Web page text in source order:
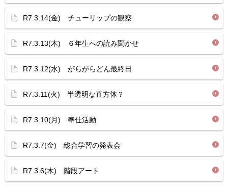
R7.3.14(金) チューリップの観察
R7.3.13(木) ６年生への読み聞かせ
R7.3.12(水) がらがらどん最終日
R7.3.11(火) 半透明な直方体？
R7.3.10(月) 奉仕活動
R7.3.7(金) 総合学習の発表会
R7.3.6(木) 階段アート